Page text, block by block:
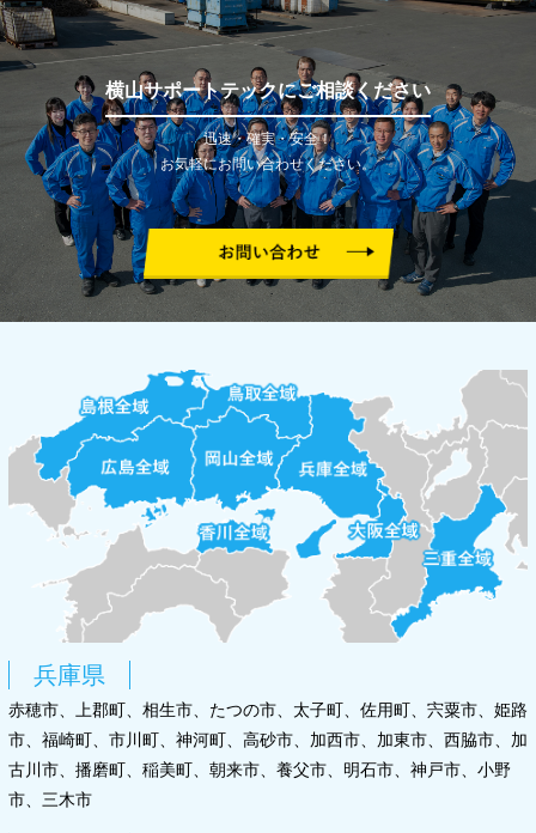
横山サポートテックにご相談ください
迅速・確実・安全！
お気軽にお問い合わせください。
兵庫県
赤穂市、上郡町、相生市、たつの市、太子町、佐用町、宍粟市、姫路
市、福崎町、市川町、神河町、高砂市、加西市、加東市、西脇市、加
古川市、播磨町、稲美町、朝来市、養父市、明石市、神戸市、小野
市、三木市